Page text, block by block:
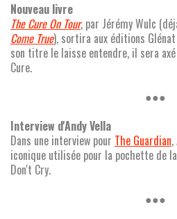
Nouveau livre
The Cure On Tour, par Jérémy Wulc
Come True), sortira aux éditions
son titre le laisse entendre, il sera
Cure.
●●●
Interview d'Andy Vella
Dans une interview pour The Guardian,
iconique utilisée pour la pochette de
Don't Cry.
●●●